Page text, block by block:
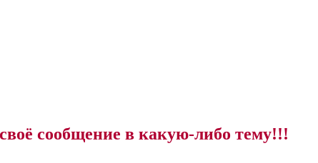
сообщение в какую-либо тему!!!